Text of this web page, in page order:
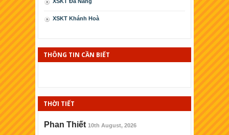
XSKT Khánh Hoà
XSKT Phú Yên
XSKT Ninh Thuận
XSKT Bình Ðịnh
THÔNG TIN CẦN BIẾT
THỜI TIẾT
Phan Thiết 10th August, 2026